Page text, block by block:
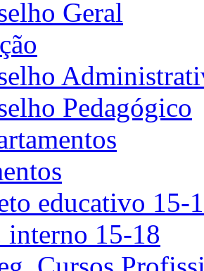
Geral
Pedagógico
educativo 15-
interno 15-18